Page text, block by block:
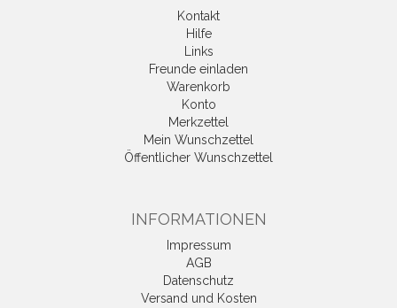
Kontakt
Hilfe
Links
Freunde einladen
Warenkorb
Konto
Merkzettel
Mein Wunschzettel
Öffentlicher Wunschzettel
INFORMATIONEN
Impressum
AGB
Datenschutz
Versand und Kosten